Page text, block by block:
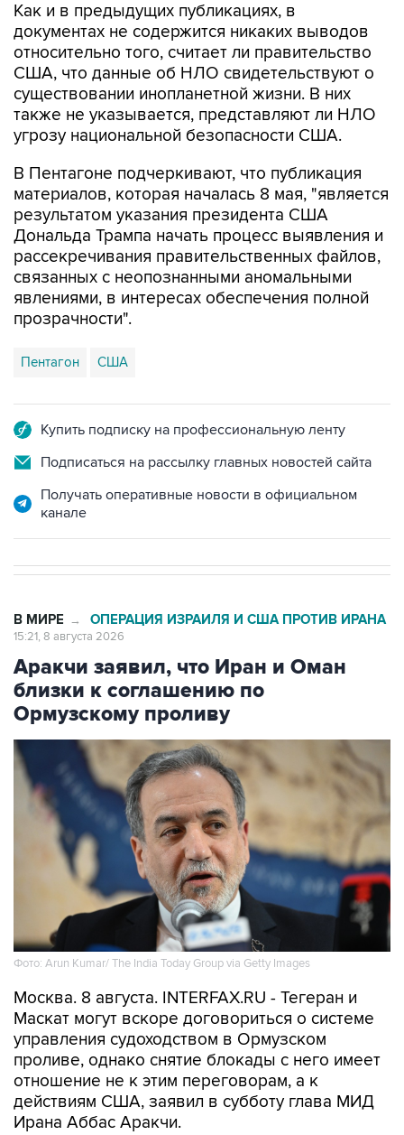
Как и в предыдущих публикациях, в
документах не содержится никаких выводов
относительно того, считает ли правительство
США, что данные об НЛО свидетельствуют о
существовании инопланетной жизни. В них
также не указывается, представляют ли НЛО
угрозу национальной безопасности США.
В Пентагоне подчеркивают, что публикация
материалов, которая началась 8 мая, "является
результатом указания президента США
Дональда Трампа начать процесс выявления и
рассекречивания правительственных файлов,
связанных с неопознанными аномальными
явлениями, в интересах обеспечения полной
прозрачности".
Пентагон США
Купить подписку на профессиональную ленту
Подписаться на рассылку главных новостей сайта
Получать оперативные новости в официальном
канале
В МИРЕ → ОПЕРАЦИЯ ИЗРАИЛЯ И США ПРОТИВ ИРАНА
15:21, 8 августа 2026
Аракчи заявил, что Иран и Оман
близки к соглашению по
Ормузскому проливу
Фото: Arun Kumar/ The India Today Group via Getty Images
Москва. 8 августа. INTERFAX.RU - Тегеран и
Маскат могут вскоре договориться о системе
управления судоходством в Ормузском
проливе, однако снятие блокады с него имеет
отношение не к этим переговорам, а к
действиям США, заявил в субботу глава МИД
Ирана Аббас Аракчи.